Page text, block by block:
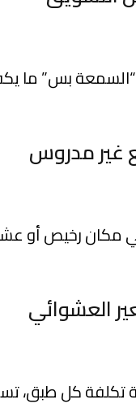
“السمعة بس” ما
رخيص أو
تكلفة كل طبق،